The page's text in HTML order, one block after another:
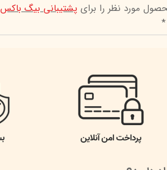
مورد نظر را برای پشتیبانی بیگ باکس